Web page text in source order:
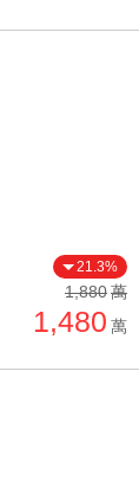
21.3%
1,880萬
1,480 萬